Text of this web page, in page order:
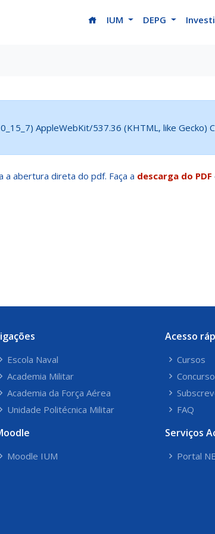
(current)
IUM DEPG
AppleWebKit/537.36 (KHTML, like Gecko)
a abertura direta do pdf. Faça a descarga do PDF
Escola Naval
Academia Militar
Academia da Força Aérea
Unidade Politécnica Militar
Moodle IUM
Acesso
Cursos
FAQ
Serviços
Portal